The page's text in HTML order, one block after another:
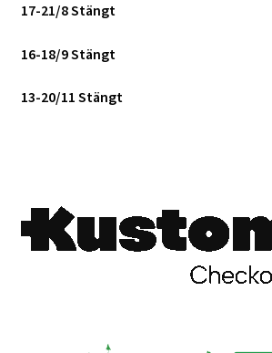
17-21/8 Stängt
16-18/9 Stängt
13-20/11 Stängt